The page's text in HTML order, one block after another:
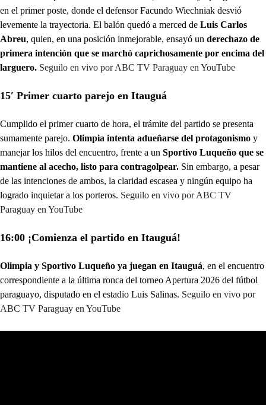
en el primer poste, donde el defensor Facundo Wiechniak desvió
levemente la trayectoria. El balón quedó a merced de Luis Carlos
Abreu, quien, en una posición inmejorable, ensayó un derechazo de
primera intención que se marchó caprichosamente por encima del
larguero. Seguilo en vivo por ABC TV Paraguay en YouTube
15′ Primer cuarto parejo en Itauguá
Cumplido el primer cuarto de hora, el trámite del partido se presenta
sumamente parejo. Olimpia intenta adueñarse del protagonismo y
manejar los hilos del encuentro, frente a un Sportivo Luqueño que se
mantiene al acecho, listo para contragolpear. Sin embargo, a pesar
de las intenciones de ambos, la claridad escasea y ningún equipo ha
logrado inquietar a los porteros. Seguilo en vivo por ABC TV
Paraguay en YouTube
16:00 ¡Comienza el partido en Itauguá!
Olimpia y Sportivo Luqueño ya juegan en Itauguá, en el encuentro
correspondiente a la última ronca del torneo Apertura 2026 del fútbol
paraguayo, disputado en el estadio Luis Salinas. Seguilo en vivo por
ABC TV Paraguay en YouTube